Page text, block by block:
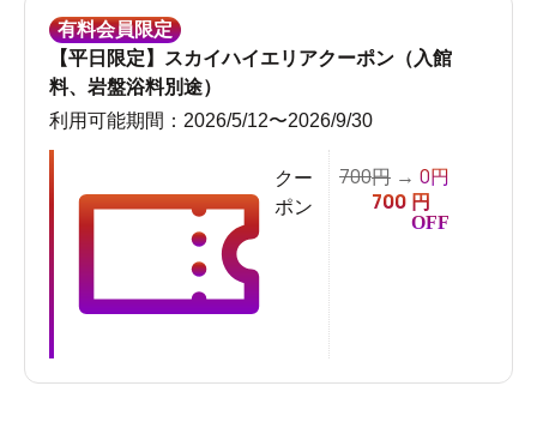
旬のお料理山水草木(さんすいそうもく)
Juicy Cafe(ジューシーカフェ)：くつろぎのカフェで体
平日11:00～22:00／土日祝11:00～23:00
有料会員限定
【平日限定】スカイハイエリアクーポン（入館
料、岩盤浴料別途）
利用可能期間：2026/5/12〜2026/9/30
クー
ポン
700円 → 0円
700 円
OFF